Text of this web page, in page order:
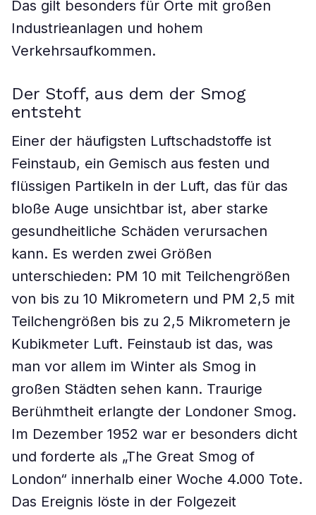
Das gilt besonders für Orte mit großen
Industrieanlagen und hohem
Verkehrsaufkommen.
Der Stoff, aus dem der Smog
entsteht
Einer der häufigsten Luftschadstoffe ist
Feinstaub, ein Gemisch aus festen und
flüssigen Partikeln in der Luft, das für das
bloße Auge unsichtbar ist, aber starke
gesundheitliche Schäden verursachen
kann. Es werden zwei Größen
unterschieden: PM 10 mit Teilchengrößen
von bis zu 10 Mikrometern und PM 2,5 mit
Teilchengrößen bis zu 2,5 Mikrometern je
Kubikmeter Luft. Feinstaub ist das, was
man vor allem im Winter als Smog in
großen Städten sehen kann. Traurige
Berühmtheit erlangte der Londoner Smog.
Im Dezember 1952 war er besonders dicht
und forderte als „The Great Smog of
London“ innerhalb einer Woche 4.000 Tote.
Das Ereignis löste in der Folgezeit